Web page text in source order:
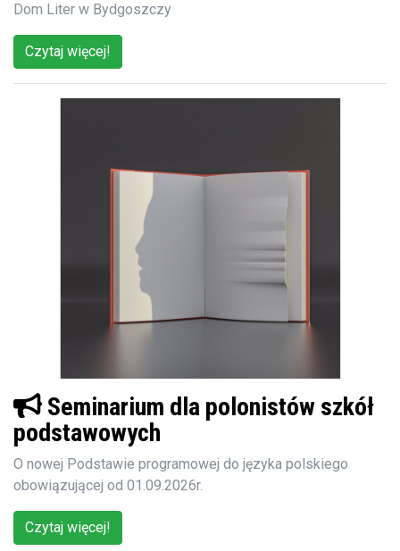
Dom Liter w Bydgoszczy
Czytaj więcej!
Seminarium dla polonistów szkół
podstawowych
O nowej Podstawie programowej do języka polskiego
obowiązującej od 01.09.2026r.
Czytaj więcej!